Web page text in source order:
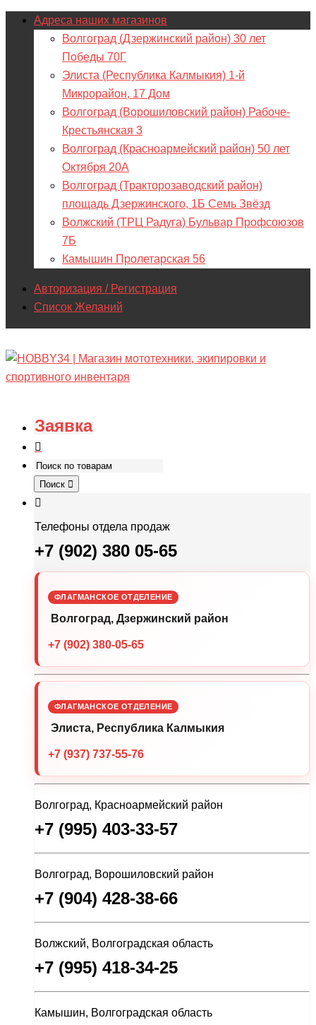
Адреса наших магазинов
Волгоград (Дзержинский район) 30 лет
Победы 70Г
Элиста (Республика Калмыкия) 1-й
Микрорайон, 17 Дом
Волгоград (Ворошиловский район) Рабоче-
Крестьянская 3
Волгоград (Красноармейский район) 50 лет
Октября 20А
Волгоград (Тракторозаводский район)
площадь Дзержинского, 1Б Семь Звёзд
Волжский (ТРЦ Радуга) Бульвар Профсоюзов
7Б
Камышин Пролетарская 56
Авторизация / Регистрация
Список Желаний
Заявка
Поиск
Телефоны отдела продаж
+7 (902) 380 05-65
ФЛАГМАНСКОЕ ОТДЕЛЕНИЕ
Волгоград, Дзержинский район
+7 (902) 380-05-65
ФЛАГМАНСКОЕ ОТДЕЛЕНИЕ
Элиста, Республика Калмыкия
+7 (937) 737-55-76
Волгоград, Красноармейский район
+7 (995) 403-33-57
Волгоград, Ворошиловский район
+7 (904) 428-38-66
Волжский, Волгоградская область
+7 (995) 418-34-25
Камышин, Волгоградская область